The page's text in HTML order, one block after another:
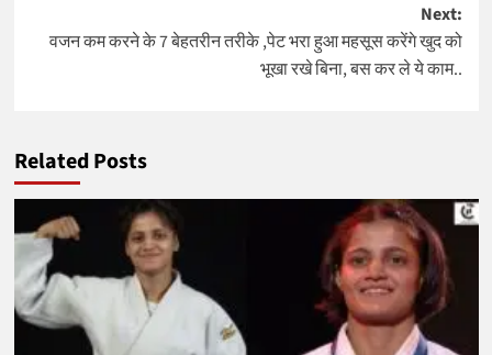
Next:
वजन कम करने के 7 बेहतरीन तरीके ,पेट भरा हुआ महसूस करेंगे खुद को
भूखा रखे बिना, बस कर ले ये काम..
Related Posts